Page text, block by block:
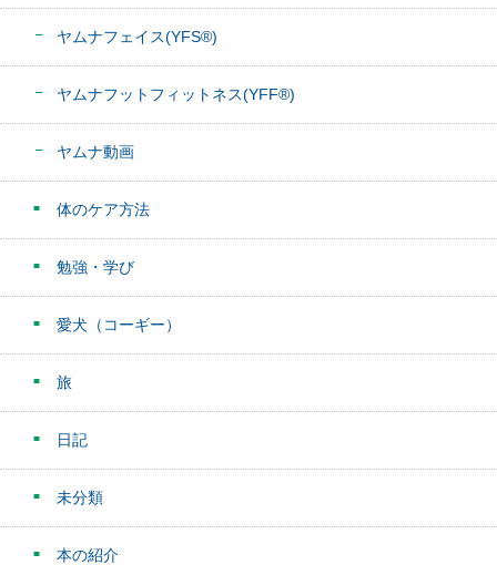
ヤムナフェイス(YFS®)
ヤムナフットフィットネス(YFF®)
ヤムナ動画
体のケア方法
勉強・学び
愛犬（コーギー）
旅
日記
未分類
本の紹介